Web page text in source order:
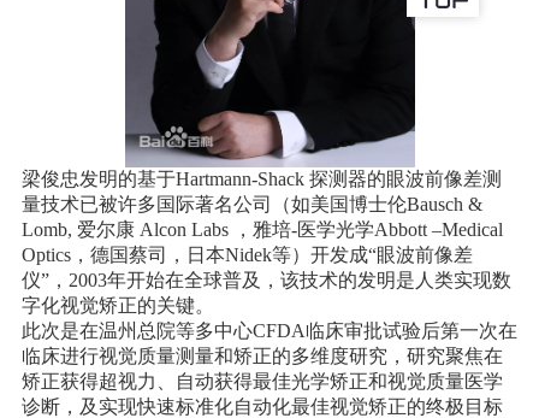
梁俊忠发明的基于Hartmann-Shack 探测器的眼波前像差测
量技术已被许多国际著名公司（如美国博士伦Bausch &
Lomb, 爱尔康 Alcon Labs ，雅培-医学光学Abbott –Medical
Optics，德国蔡司，日本Nidek等）开发成“眼波前像差
仪”，2003年开始在全球普及，该技术的发明是人类实现数
字化视觉矫正的关键。
此次是在温州总院等多中心CFDA临床审批试验后第一次在
临床进行视觉质量测量和矫正的多维度研究，研究聚焦在
矫正获得超视力、自动获得最佳光学矫正和视觉质量医学
诊断，及实现快速标准化自动化最佳视觉矫正的终极目标